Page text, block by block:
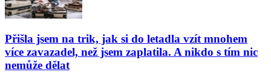
Přišla jsem na trik, jak si do letadla vzít mnohem
více zavazadel, než jsem zaplatila. A nikdo s tím nic
nemůže dělat